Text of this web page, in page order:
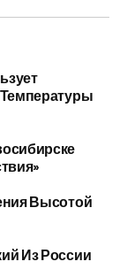
Высотой
Из России